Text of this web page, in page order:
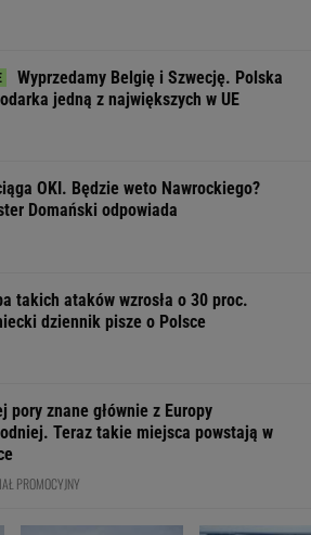
Wyprzedamy Belgię i Szwecję. Polska
jedną z największych w UE
OKI. Będzie weto Nawrockiego?
Domański odpowiada
takich ataków wzrosła o 30 proc.
dziennik pisze o Polsce
pory znane głównie z Europy
Teraz takie miejsca powstają w
PROMOCYJNY